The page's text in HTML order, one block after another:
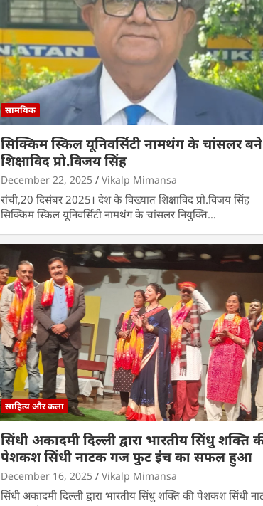
सामयिक
सिक्किम स्किल यूनिवर्सिटी नामथंग के चांसलर बने
शिक्षाविद प्रो.विजय सिंह
December 22, 2025 Vikalp Mimansa
रांची,20 दिसंबर 2025। देश के विख्यात शिक्षाविद प्रो.विजय सिंह
सिक्किम स्किल यूनिवर्सिटी नामथंग के चांसलर नियुक्ति…
साहित्य और कला
सिंधी अकादमी दिल्ली द्वारा भारतीय सिंधु शक्ति
पेशकश सिंधी नाटक गज फुट इंच का सफल हुआ
December 16, 2025 Vikalp Mimansa
सिंधी अकादमी दिल्ली द्वारा भारतीय सिंधु शक्ति की पेशकश सिंधी